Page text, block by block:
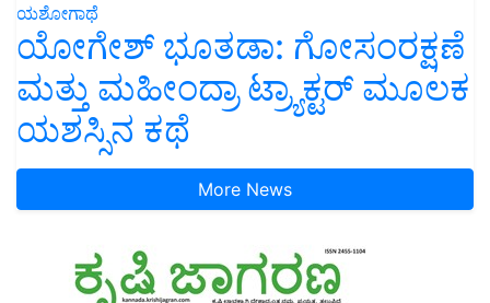
ಯಶೋಗಾಥೆ
ಯೋಗೇಶ್ ಭೂತಡಾ: ಗೋಸಂರಕ್ಷಣೆ
ಮತ್ತು ಮಹೀಂದ್ರಾ ಟ್ರ್ಯಾಕ್ಟರ್ ಮೂಲಕ
ಯಶಸ್ಸಿನ ಕಥೆ
More News